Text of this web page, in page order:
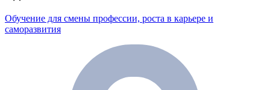
Обучение для смены профессии, роста в карьере и
саморазвития